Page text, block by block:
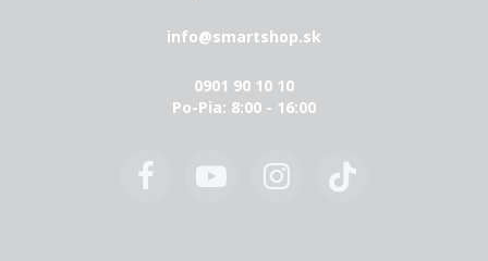
info@smartshop.sk
0901 90 10 10
Po-Pia: 8:00 - 16:00